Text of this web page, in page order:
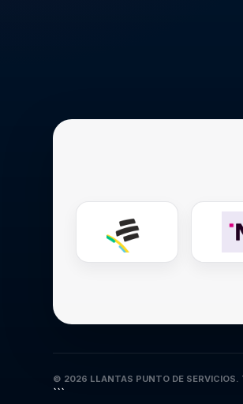
© 2026 LLANTAS PUNTO DE
```